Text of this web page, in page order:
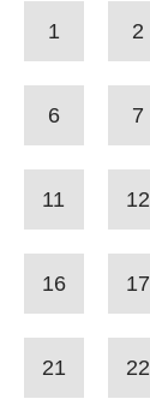
1 2
6 7
11 12
16 17
21 22